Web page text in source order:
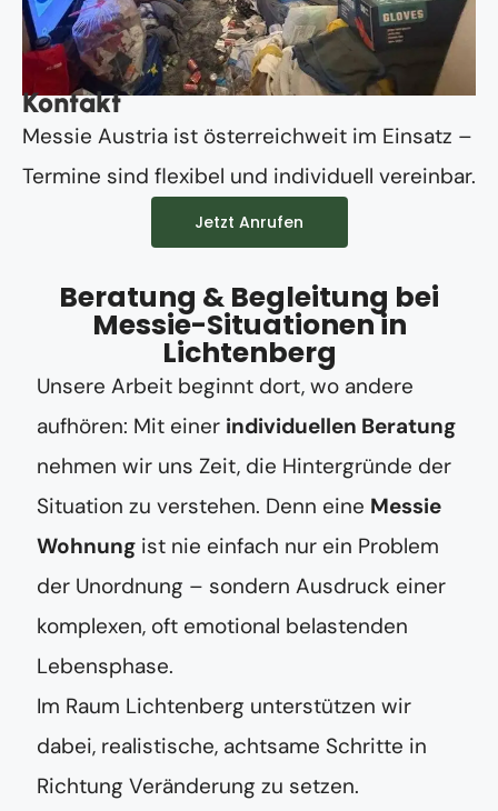
Kontakt
Messie Austria ist österreichweit im Einsatz –
Termine sind flexibel und individuell vereinbar.
Jetzt Anrufen
Beratung & Begleitung bei
Messie-Situationen in
Lichtenberg
Unsere Arbeit beginnt dort, wo andere
aufhören: Mit einer individuellen Beratung
nehmen wir uns Zeit, die Hintergründe der
Situation zu verstehen. Denn eine Messie
Wohnung ist nie einfach nur ein Problem
der Unordnung – sondern Ausdruck einer
komplexen, oft emotional belastenden
Lebensphase.
Im Raum Lichtenberg unterstützen wir
dabei, realistische, achtsame Schritte in
Richtung Veränderung zu setzen.